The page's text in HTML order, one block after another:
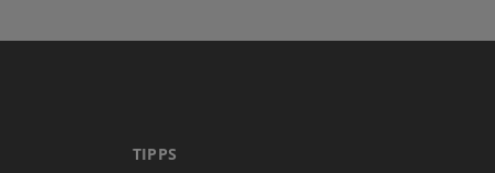
TIPPS